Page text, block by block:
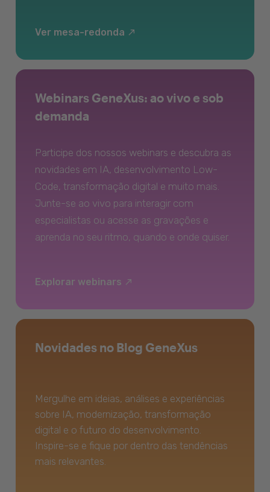
Ver mesa-redonda
Webinars GeneXus: ao vivo e sob
demanda
Participe dos nossos webinars e descubra as
novidades em IA, desenvolvimento Low-
Code, transformação digital e muito mais.
Junte-se ao vivo para interagir com
especialistas ou acesse as gravações e
aprenda no seu ritmo, quando e onde quiser.
Explorar webinars
Novidades no Blog GeneXus
Mergulhe em ideias, análises e experiências
sobre IA, modernização, transformação
digital e o futuro do desenvolvimento.
Inspire-se e fique por dentro das tendências
mais relevantes.